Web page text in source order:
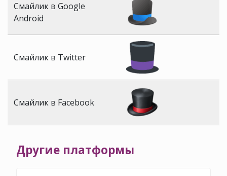
Смайлик в Google
Android
Смайлик в Twitter
Смайлик в Facebook
Другие платформы